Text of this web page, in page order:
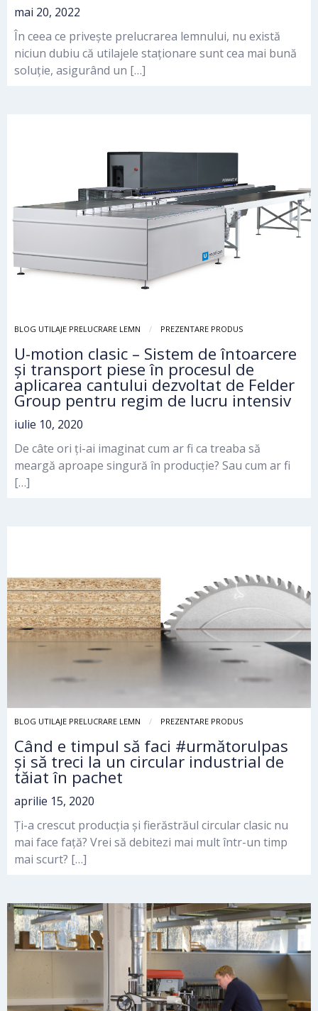
mai 20, 2022
În ceea ce privește prelucrarea lemnului, nu există
niciun dubiu că utilajele staționare sunt cea mai bună
soluție, asigurând un […]
BLOG UTILAJE PRELUCRARE LEMN PREZENTARE PRODUS
U-motion clasic – Sistem de întoarcere
și transport piese în procesul de
aplicarea cantului dezvoltat de Felder
Group pentru regim de lucru intensiv
iulie 10, 2020
De câte ori ți-ai imaginat cum ar fi ca treaba să
meargă aproape singură în producție? Sau cum ar fi
[…]
BLOG UTILAJE PRELUCRARE LEMN PREZENTARE PRODUS
Când e timpul să faci #următorulpas
și să treci la un circular industrial de
tăiat în pachet
aprilie 15, 2020
Ți-a crescut producția și fierăstrăul circular clasic nu
mai face față? Vrei să debitezi mai mult într-un timp
mai scurt? […]